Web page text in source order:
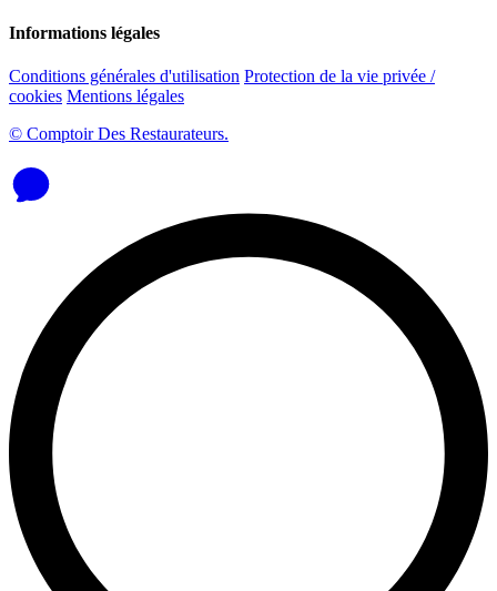
Informations légales
Conditions générales d'utilisation Protection de la vie privée /
cookies Mentions légales
© Comptoir Des Restaurateurs.